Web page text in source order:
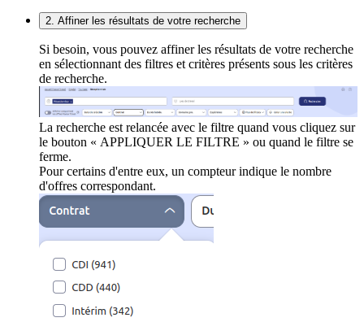
2. Affiner les résultats de votre recherche
Si besoin, vous pouvez affiner les résultats de votre recherche
en sélectionnant des filtres et critères présents sous les critères
de recherche.
La recherche est relancée avec le filtre quand vous cliquez sur
le bouton « APPLIQUER LE FILTRE » ou quand le filtre se
ferme.
Pour certains d'entre eux, un compteur indique le nombre
d'offres correspondant.